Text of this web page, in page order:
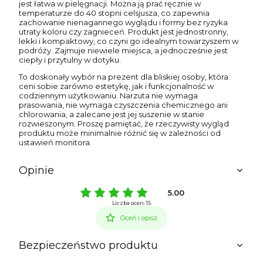
jest łatwa w pielęgnacji. Można ją prać ręcznie w
temperaturze do 40 stopni celsjusza, co zapewnia
zachowanie nienagannego wyglądu i formy bez ryzyka
utraty koloru czy zagnieceń. Produkt jest jednostronny,
lekki i kompaktowy, co czyni go idealnym towarzyszem w
podróży. Zajmuje niewiele miejsca, a jednocześnie jest
ciepły i przytulny w dotyku.
To doskonały wybór na prezent dla bliskiej osoby, która
ceni sobie zarówno estetykę, jak i funkcjonalność w
codziennym użytkowaniu. Narzuta nie wymaga
prasowania, nie wymaga czyszczenia chemicznego ani
chlorowania, a zalecane jest jej suszenie w stanie
rozwieszonym. Proszę pamiętać, że rzeczywisty wygląd
produktu może minimalnie różnić się w zależności od
ustawień monitora.
Opinie
5.00
Liczba ocen: 15
Oceń i opisz
Bezpieczeństwo produktu